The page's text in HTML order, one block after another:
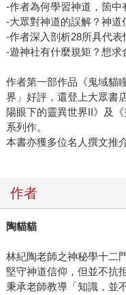
-作者為何學習神道，箇中
-大眾對神道的誤解？神道
-作者深入剖析28所具代表
-遊神社有什麼規矩？想求
作者第一部作品《鬼域貓
界」好評，還登上大眾書
陽眼下的靈異世界II》及
系列作。
本書亦獲多位名人撰文推介
作者
陶貓貓
林紀陶老師之神秘學十二
堅守神道信仰，但並不抗
秉承老師教導「知識，並